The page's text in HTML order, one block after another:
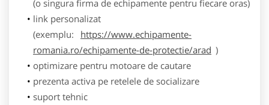
(o singura firma de echipamente pentru fiecare oras)
link personalizat
(exemplu:
https://www.echipamente-
romania.ro/echipamente-de-protectie/arad )
optimizare pentru motoare de cautare
prezenta activa pe retelele de socializare
suport tehnic